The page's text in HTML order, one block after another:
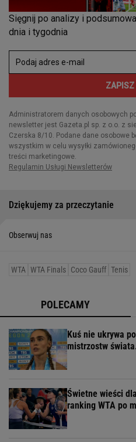
Dziękujemy za przeczytanie
Obserwuj nas
WTA WTA Finals Coco Gauff Tenis
POLECAMY
Kuś nie ukrywa
mistrzostw
Świetne wieści
ranking WTA po